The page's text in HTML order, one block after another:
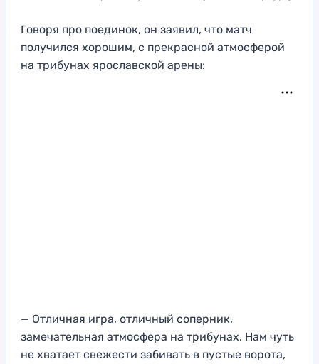
Говоря про поединок, он заявил, что матч
получился хорошим, с прекрасной атмосферой
на трибунах ярославской арены:
— Отличная игра, отличный соперник,
замечательная атмосфера на трибунах. Нам чуть
не хватает свежести забивать в пустые ворота,